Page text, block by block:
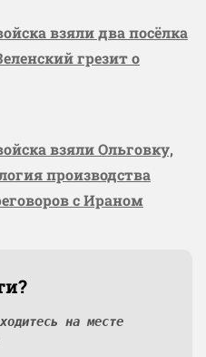
взяли два посёлка
грезит о
взяли Ольговку,
производства
с Ираном
на месте